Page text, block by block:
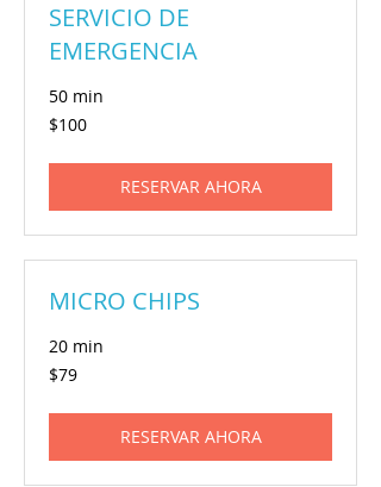
SERVICIO DE
EMERGENCIA
50 min
100
pesos
$100
RESERVAR AHORA
MICRO CHIPS
20 min
79
pesos
$79
RESERVAR AHORA